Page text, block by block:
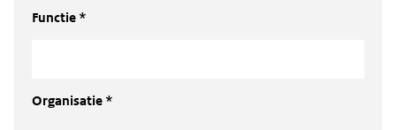
Functie *
Organisatie *